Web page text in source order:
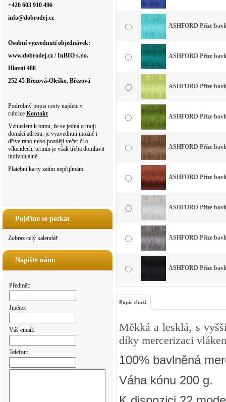
+420 603 910 496
info@dobrodej.cz
Osobní vyzvednutí objednávek:
www.dobrodej.cz / InBIO s.r.o.
Hlavní 488
252 45 Březová-Oleško, Březová
Podrobný popis cesty najdete v
rubrice Kontakt
Vzhledem k tomu, že se jedná o moji
domácí adresu, je vyzvednutí možné i
dříve ráno nebo později večer či o
víkendech, termín je však třeba domluvit
individuálně.
Platební karty zatím nepřijímám.
Pojďme se potkat
Zobraz celý kalendář
Napište nám:
Předmět:
Jméno:
Váš email:
Telefon:
ASHFORD Příze
ASHFORD Příze
ASHFORD Příze
ASHFORD Příze
ASHFORD Příze
ASHFORD Příze
ASHFORD Příze
ASHFORD Příze
ASHFORD Příze
Popis zboží
Měkká a lesklá, s
díky mercerizaci
100% bavlněná
Váha kónu 200 g.